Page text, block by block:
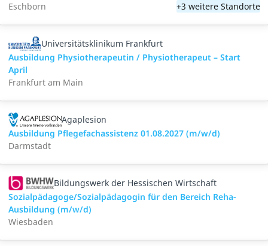
Eschborn
+3 weitere Standorte
Universitätsklinikum Frankfurt
Ausbildung Physiotherapeutin / Physiotherapeut – Start
April
Frankfurt am Main
Agaplesion
Ausbildung Pflegefachassistenz 01.08.2027 (m/w/d)
Darmstadt
Bildungswerk der Hessischen Wirtschaft
Sozialpädagoge/Sozialpädagogin für den Bereich Reha-
Ausbildung (m/w/d)
Wiesbaden